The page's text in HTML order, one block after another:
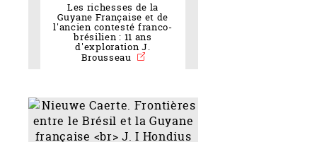
Les richesses de la
Guyane Française et de
l'ancien contesté franco-
brésilien : 11 ans
d'exploration J.
Brousseau